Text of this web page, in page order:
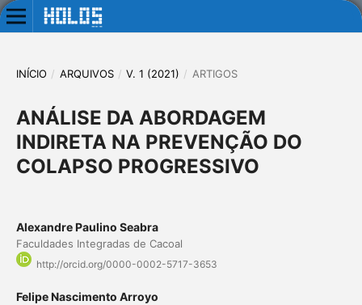
INÍCIO / ARQUIVOS / V. 1 (2021) / ARTIGOS
ANÁLISE DA ABORDAGEM
INDIRETA NA PREVENÇÃO DO
COLAPSO PROGRESSIVO
Alexandre Paulino Seabra
Faculdades Integradas de Cacoal
http://orcid.org/0000-0002-5717-3653
Felipe Nascimento Arroyo